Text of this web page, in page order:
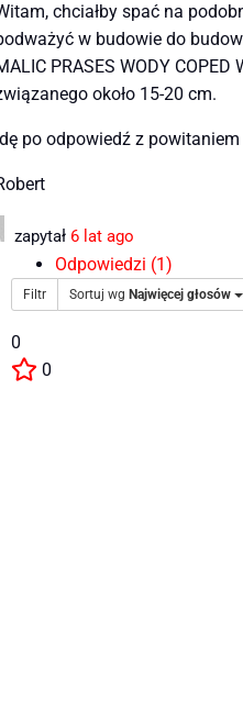
chciałby spać na
w budowie do
PRASES WODY
około 15-20 cm.
po odpowiedź z powitaniem
zapytał 6 lat ago
Odpowiedzi (1)
Filtr Sortuj wg Najwięcej głosów
0
0